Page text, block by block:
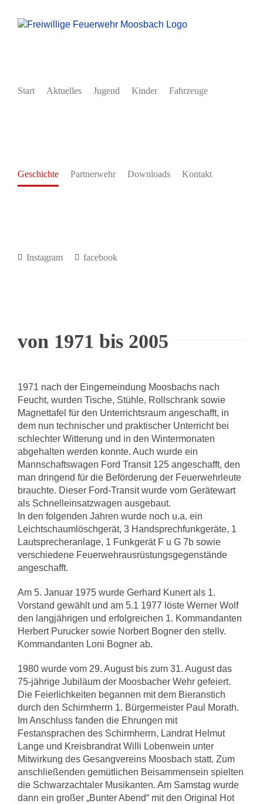
Inhalt
Start Aktuelles Jugend Kinder Fahrzeuge
Geschichte Partnerwehr Downloads Kontakt
Instagram facebook
von 1971 bis 2005
1971 nach der Eingemeindung Moosbachs nach
Feucht, wurden Tische, Stühle, Rollschrank sowie
Magnettafel für den Unterrichtsraum angeschafft, in
dem nun technischer und praktischer Unterricht bei
schlechter Witterung und in den Wintermonaten
abgehalten werden konnte. Auch wurde ein
Mannschaftswagen Ford Transit 125 angeschafft, den
man dringend für die Beförderung der Feuerwehrleute
brauchte. Dieser Ford-Transit wurde vom Gerätewart
als Schnelleinsatzwagen ausgebaut.
In den folgenden Jahren wurde noch u.a. ein
Leichtschaumlöschgerät, 3 Handsprechfunkgeräte, 1
Lautsprecheranlage, 1 Funkgerät F u G 7b sowie
verschiedene Feuerwehrausrüstungsgegenstände
angeschafft.
Am 5. Januar 1975 wurde Gerhard Kunert als 1.
Vorstand gewählt und am 5.1 1977 löste Werner Wolf
den langjährigen und erfolgreichen 1. Kommandanten
Herbert Purucker sowie Norbert Bogner den stellv.
Kommandanten Loni Bogner ab.
1980 wurde vom 29. August bis zum 31. August das
75-jährige Jubiläum der Moosbacher Wehr gefeiert.
Die Feierlichkeiten begannen mit dem Bieranstich
durch den Schirmherrn 1. Bürgermeister Paul Morath.
Im Anschluss fanden die Ehrungen mit
Festansprachen des Schirmherrn, Landrat Helmut
Lange und Kreisbrandrat Willi Lobenwein unter
Mitwirkung des Gesangvereins Moosbach statt. Zum
anschließenden gemütlichen Beisammensein spielten
die Schwarzachtaler Musikanten. Am Samstag wurde
dann ein großer „Bunter Abend“ mit den Original Hot